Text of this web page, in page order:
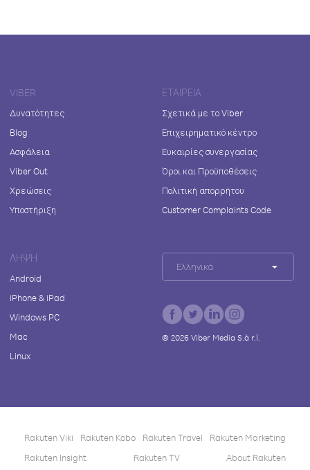
VIBER
Δυνατότητες
Blog
Ασφάλεια
Viber Out
Χρεώσεις
Υποστήριξη
ΕΤΑΙΡΕΊΑ
Σχετικά με το Viber
Επιχειρηματικό κέντρο
Ευκαιρίες συνεργασίας
Όροι και Προϋποθέσεις
Πολιτική απορρήτου
Customer Complaints Code
ΛΉΨΗ
Android
iPhone & iPad
Windows PC
Mac
Linux
Ελληνικά
© 2026Viber Media S.à r.l.
Rakuten Viki Rakuten Kobo Rakuten Travel
Rakuten Marketing
Rakuten Insight
Rakuten TV About Rakuten